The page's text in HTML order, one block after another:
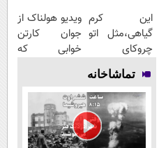
این کرم
گیاهی،مثل اتو
چروکای
پوستتوصاف
میکنه!50%تخفیف
ویدیو هولناک از
جوان کارتن
خوابی که
تماشاخانه